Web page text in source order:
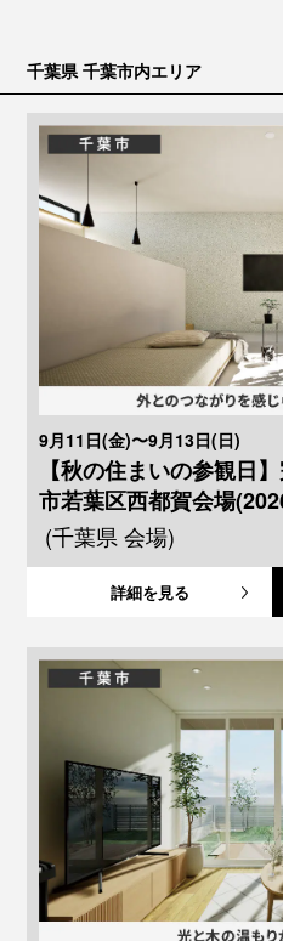
千葉県 千葉市内エリア
9月11日(金)〜9月13日(日)
【秋の住まいの参観日
市若葉区西都賀会場
(千葉県 会場)
詳細を見る